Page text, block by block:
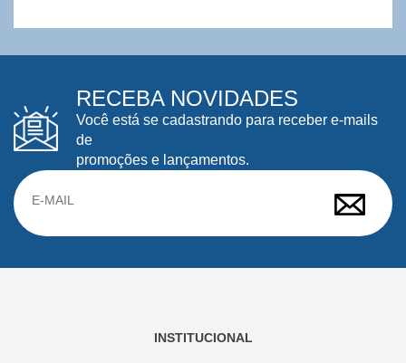
RECEBA NOVIDADES
Você está se cadastrando para receber e-mails
de
promoções e lançamentos.
INSTITUCIONAL